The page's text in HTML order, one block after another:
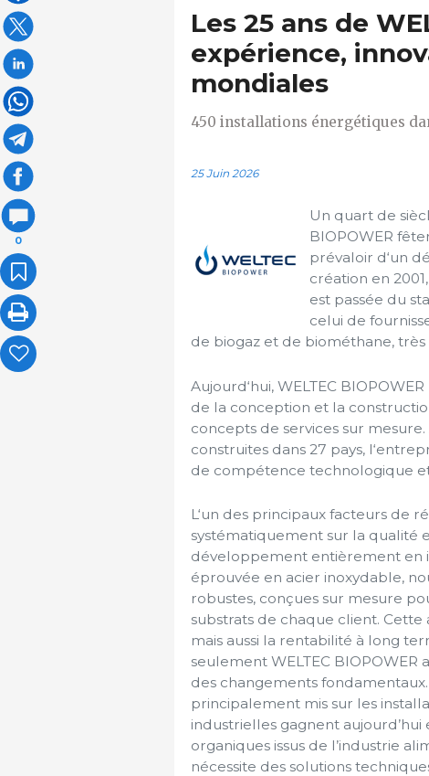
0
Les 25 ans de
expérience,
mondiales
450 installations énergétiques
25 Juin 2026
Un quart de
BIOPOWER
prévaloir d‘un
création en
est passée du
celui de
de biogaz et de biométhane,
Aujourd‘hui, WELTEC
de la conception et la
concepts de services sur
construites dans 27 pays,
de compétence technologique
L‘un des principaux facteurs de
systématiquement sur la qualité
développement entièrement en
éprouvée en acier inoxydable,
robustes, conçues sur mesure
substrats de chaque client.
mais aussi la rentabilité à long
seulement WELTEC
des changements
principalement mis sur les
industrielles gagnent
organiques issus de l’industrie
nécessite des solutions